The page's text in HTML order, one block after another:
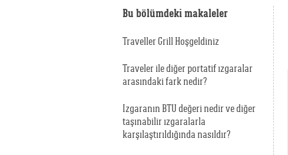
Bu bölümdeki makaleler
Traveller Grill Hoşgeldiniz
Traveler ile diğer portatif ızgaralar
arasındaki fark nedir?
Izgaranın BTU değeri nedir ve diğer
taşınabilir ızgaralarla
karşılaştırıldığında nasıldır?